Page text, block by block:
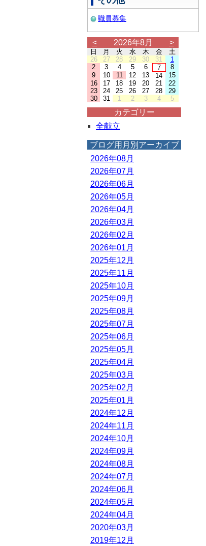
職員募集
< 2026年8月 >
日 月 火 水 木 金
土
26
27 28 29 30 31
1
2
3 4 5 6 7
8
9
10 11 12 13 14
15
16
17 18 19 20 21
22
23
24 25 26 27 28
29
30
31 1 2 3 4 5
カテゴリー
全献立
ブログ用月別アーカイブ
2026年08月
2026年07月
2026年06月
2026年05月
2026年04月
2026年03月
2026年02月
2026年01月
2025年12月
2025年11月
2025年10月
2025年09月
2025年08月
2025年07月
2025年06月
2025年05月
2025年04月
2025年03月
2025年02月
2025年01月
2024年12月
2024年11月
2024年10月
2024年09月
2024年08月
2024年07月
2024年06月
2024年05月
2024年04月
2020年03月
2019年12月